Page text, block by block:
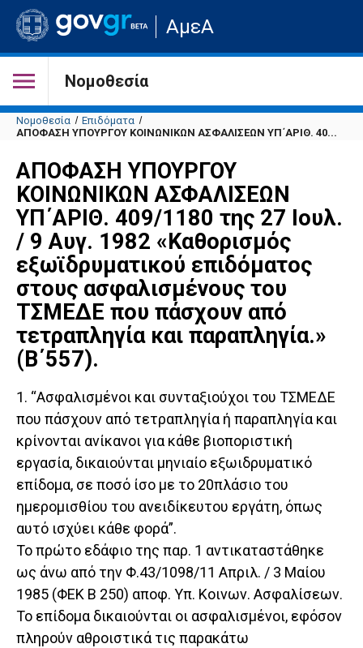
Μετάβαση
στην
σελίδα
του
ΑμεΑ
Νομοθεσία
Νομοθεσία
Επιδόματα
ΑΠΟΦΑΣΗ ΥΠΟΥΡΓΟΥ ΚΟΙΝΩΝΙΚΩΝ ΑΣΦΑΛΙΣΕΩΝ ΥΠ΄ΑΡΙΘ. 40...
ΑΠΟΦΑΣΗ ΥΠΟΥΡΓΟΥ
ΚΟΙΝΩΝΙΚΩΝ ΑΣΦΑΛΙΣΕΩΝ
ΥΠ΄ΑΡΙΘ. 409/1180 της 27 Ιουλ.
/ 9 Αυγ. 1982 «Καθορισμός
εξωϊδρυματικού επιδόματος
στους ασφαλισμένους του
ΤΣΜΕΔΕ που πάσχουν από
τετραπληγία και παραπληγία.»
(Β΄557).
1. “Ασφαλισμένοι και συνταξιούχοι του ΤΣΜΕΔΕ
που πάσχουν από τετραπληγία ή παραπληγία και
κρίνονται ανίκανοι για κάθε βιοποριστική
εργασία, δικαιούνται μηνιαίο εξωιδρυματικό
επίδομα, σε ποσό ίσο με το 20πλάσιο του
ημερομισθίου του ανειδίκευτου εργάτη, όπως
αυτό ισχύει κάθε φορά”.
Το πρώτο εδάφιο της παρ. 1 αντικαταστάθηκε
ως άνω από την Φ.43/1098/11 Απριλ. / 3 Μαίου
1985 (ΦΕΚ Β 250) αποφ. Υπ. Κοινων. Ασφαλίσεων.
Το επίδομα δικαιούνται οι ασφαλισμένοι, εφόσον
πληρούν αθροιστικά τις παρακάτω